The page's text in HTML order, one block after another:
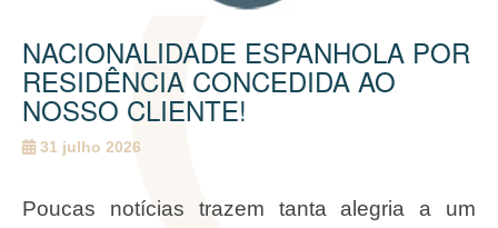
NACIONALIDADE ESPANHOLA POR
RESIDÊNCIA CONCEDIDA AO
NOSSO CLIENTE!
31 julho 2026
Poucas notícias trazem tanta alegria a um